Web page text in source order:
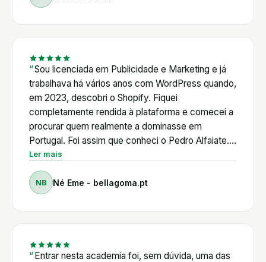
o apoio do Pedro, recebi aconselhamento na
Num ecossistema em constante evolução, ter
acesso a este conhecimento e a uma comunidade
ativa permite poupar tempo, tomar melhores
decisões e evoluir continuamente. Para mim, a
Academia Shopifyers é muito mais do que uma
plataforma de formação. É um ponto de apoio
permanente para quem quer tirar o máximo partido
do Shopify, independentemente do nível de
experiência.
Sou licenciada em Publicidade e Marketing e já
trabalhava há vários anos com WordPress quando,
em 2023, descobri o Shopify. Fiquei
completamente rendida à plataforma e comecei a
procurar quem realmente a dominasse em
Portugal. Foi assim que conheci o Pedro Alfaiate.
Primeiro através de uma amiga, depois vendo os
seus vídeos no YouTube. Mais tarde, ao entrar em
contacto diretamente com ele. Ainda antes de ser
aluna, mostrou uma enorme disponibilidade para
Shopifyers. Posso dizer, sem qualquer hesitação,
que foi um dos melhores investimentos que fiz no
Ler mais
NB Né Eme - bellagoma.pt
Entrar nesta academia foi, sem dúvida, uma das